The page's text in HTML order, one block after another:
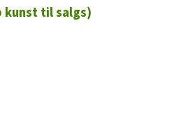
kunst til salgs)